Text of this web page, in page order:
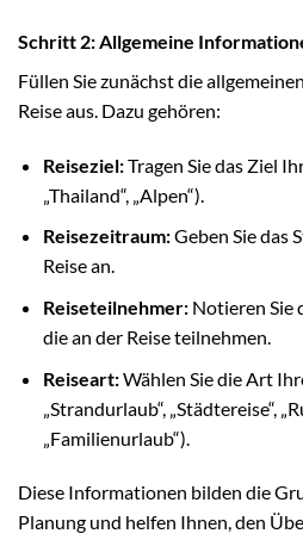
Schritt 2: Allgemeine
Füllen Sie zunächst die
Reise aus. Dazu gehören:
Reiseziel:Tragen Sie das Ziel
„Thailand“, „Alpen“).
Reisezeitraum:Geben Sie das
Reise an.
Reiseteilnehmer:Notieren Sie
die an der Reise teilnehmen.
Reiseart:Wählen Sie die Art
„Strandurlaub“, „Städtereise“,
„Familienurlaub“).
Diese Informationen bilden die
Planung und helfen Ihnen, den